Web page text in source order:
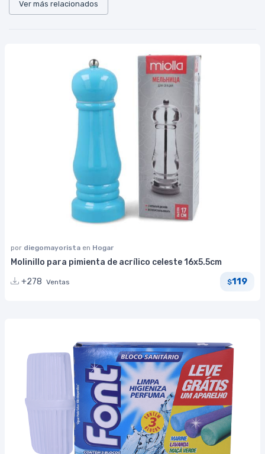
Ver más relacionados
por diegomayorista en Hogar
Molinillo para pimienta de acrílico celeste 16x5.5cm
+278 Ventas $119